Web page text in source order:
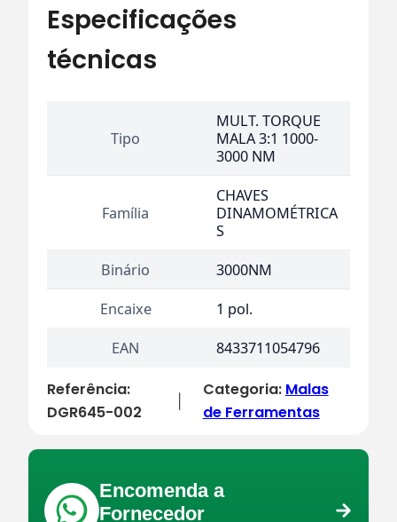
Especificações
técnicas
Tipo
MULT. TORQUE
MALA 3:1 1000-
3000 NM
Família
CHAVES
DINAMOMÉTRICA
S
Binário
3000NM
Encaixe
1 pol.
EAN
8433711054796
Referência:
DGR645-002
Categoria: Malas
de Ferramentas
Encomenda a
Fornecedor